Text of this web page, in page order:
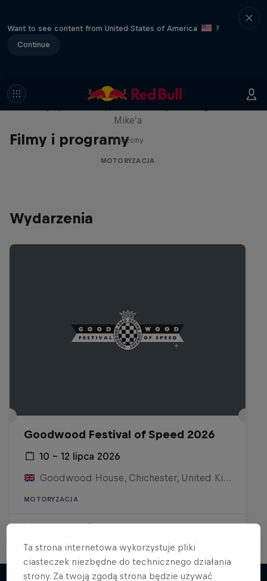
Want to see content from United States of America
?
Continue
Filmy i programy
The Making of RADBUL
Mike’a
1 sezony
MOTORYZACJA
Wydarzenia
Goodwood Festival of Speed 2026
10 – 12 lipca 2026
Goodwood House, Chichester, United Kingdom
MOTORYZACJA
Zobacz powtórkę
Ta strona internetowa wykorzystuje pliki
ciasteczek niezbędne do technicznego działania
strony. Za twoją zgodą strona będzie używać